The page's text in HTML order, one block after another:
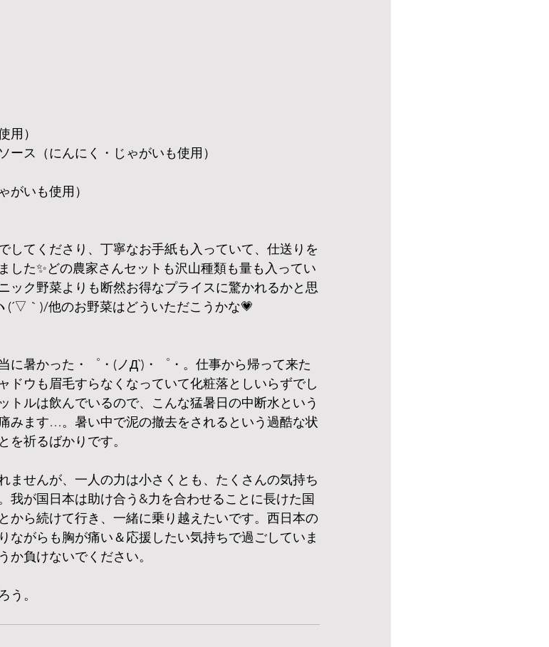
用）
ース（にんにく・じゃがいも使用）
がいも使用）
してくださり、丁寧なお手紙も入っていて、仕送りを
した✨どの農家さんセットも沢山種類も量も入ってい
ック野菜よりも断然お得なプライスに驚かれるかと思
(´▽｀)/他のお野菜はどういただこうかな💗
に暑かった・゜・(ノД`)・゜・。仕事から帰って来た
ドウも眉毛すらなくなっていて化粧落としいらずでし
トルは飲んでいるので、こんな猛暑日の中断水という
みます…。暑い中で泥の撤去をされるという過酷な状
を祈るばかりです。
ませんが、一人の力は小さくとも、たくさんの気持ち
我が国日本は助け合う&力を合わせることに長けた国
から続けて行き、一緒に乗り越えたいです。西日本の
ながらも胸が痛い＆応援したい気持ちで過ごしていま
か負けないでください。
う。